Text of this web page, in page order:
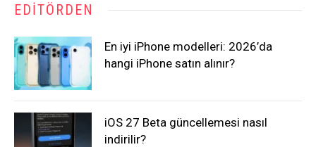
EDITÖRDEN
En iyi iPhone modelleri: 2026’da
hangi iPhone satın alınır?
iOS 27 Beta güncellemesi nasıl
indirilir?